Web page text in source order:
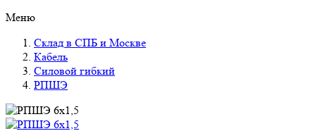
Меню
Склад в СПБ и Москве
Кабель
Силовой гибкий
РПШЭ